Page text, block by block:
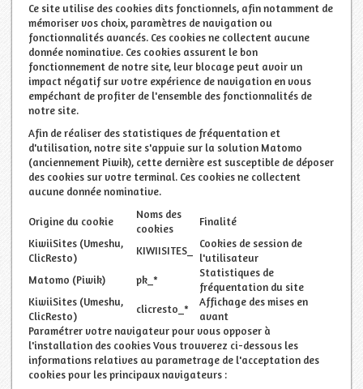
Ce site utilise des cookies dits fonctionnels, afin notamment de
mémoriser vos choix, paramètres de navigation ou
fonctionnalités avancés. Ces cookies ne collectent aucune
donnée nominative. Ces cookies assurent le bon
fonctionnement de notre site, leur blocage peut avoir un
impact négatif sur votre expérience de navigation en vous
empéchant de profiter de l'ensemble des fonctionnalités de
notre site.
Afin de réaliser des statistiques de fréquentation et
d'utilisation, notre site s'appuie sur la solution Matomo
(anciennement Piwik), cette dernière est susceptible de déposer
des cookies sur votre terminal. Ces cookies ne collectent
aucune donnée nominative.
Origine du cookie
Noms des
cookies
Finalité
KiwiiSites (Umeshu,
ClicResto)
KIWIISITES_
Cookies de session de
l'utilisateur
Matomo (Piwik)
pk_*
Statistiques de
fréquentation du site
KiwiiSites (Umeshu,
ClicResto)
clicresto_*
Affichage des mises en
avant
Paramétrer votre navigateur pour vous opposer à
l'installation des cookies Vous trouverez ci-dessous les
informations relatives au parametrage de l'acceptation des
cookies pour les principaux navigateurs :